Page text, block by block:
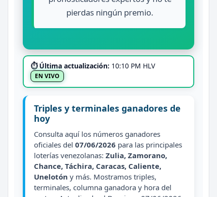
pierdas ningún premio.
⏱ Última actualización: 10:10 PM HLV
EN VIVO
Triples y terminales ganadores de
hoy
Consulta aquí los números ganadores
oficiales del 07/06/2026 para las principales
loterías venezolanas: Zulia, Zamorano,
Chance, Táchira, Caracas, Caliente,
Unelotón y más. Mostramos triples,
terminales, columna ganadora y hora del